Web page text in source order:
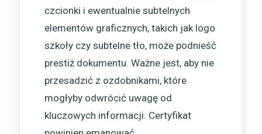
czcionki i ewentualnie subtelnych
elementów graficznych, takich jak logo
szkoły czy subtelne tło, może podnieść
prestiż dokumentu. Ważne jest, aby nie
przesadzić z ozdobnikami, które
mogłyby odwrócić uwagę od
kluczowych informacji. Certyfikat